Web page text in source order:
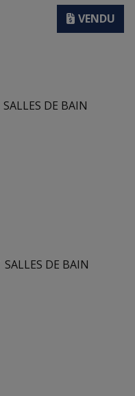
SALLES DE BAIN
SALLES DE BAIN